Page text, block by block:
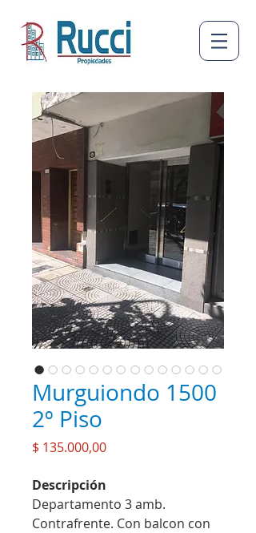
Murguiondo 1500
2º Piso
$ 135.000,00Precio
Descripción
Departamento 3 amb.
Contrafrente. Con balcon con